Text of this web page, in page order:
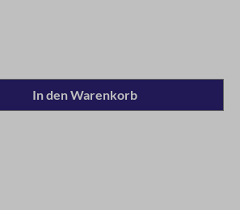
In den Warenkorb